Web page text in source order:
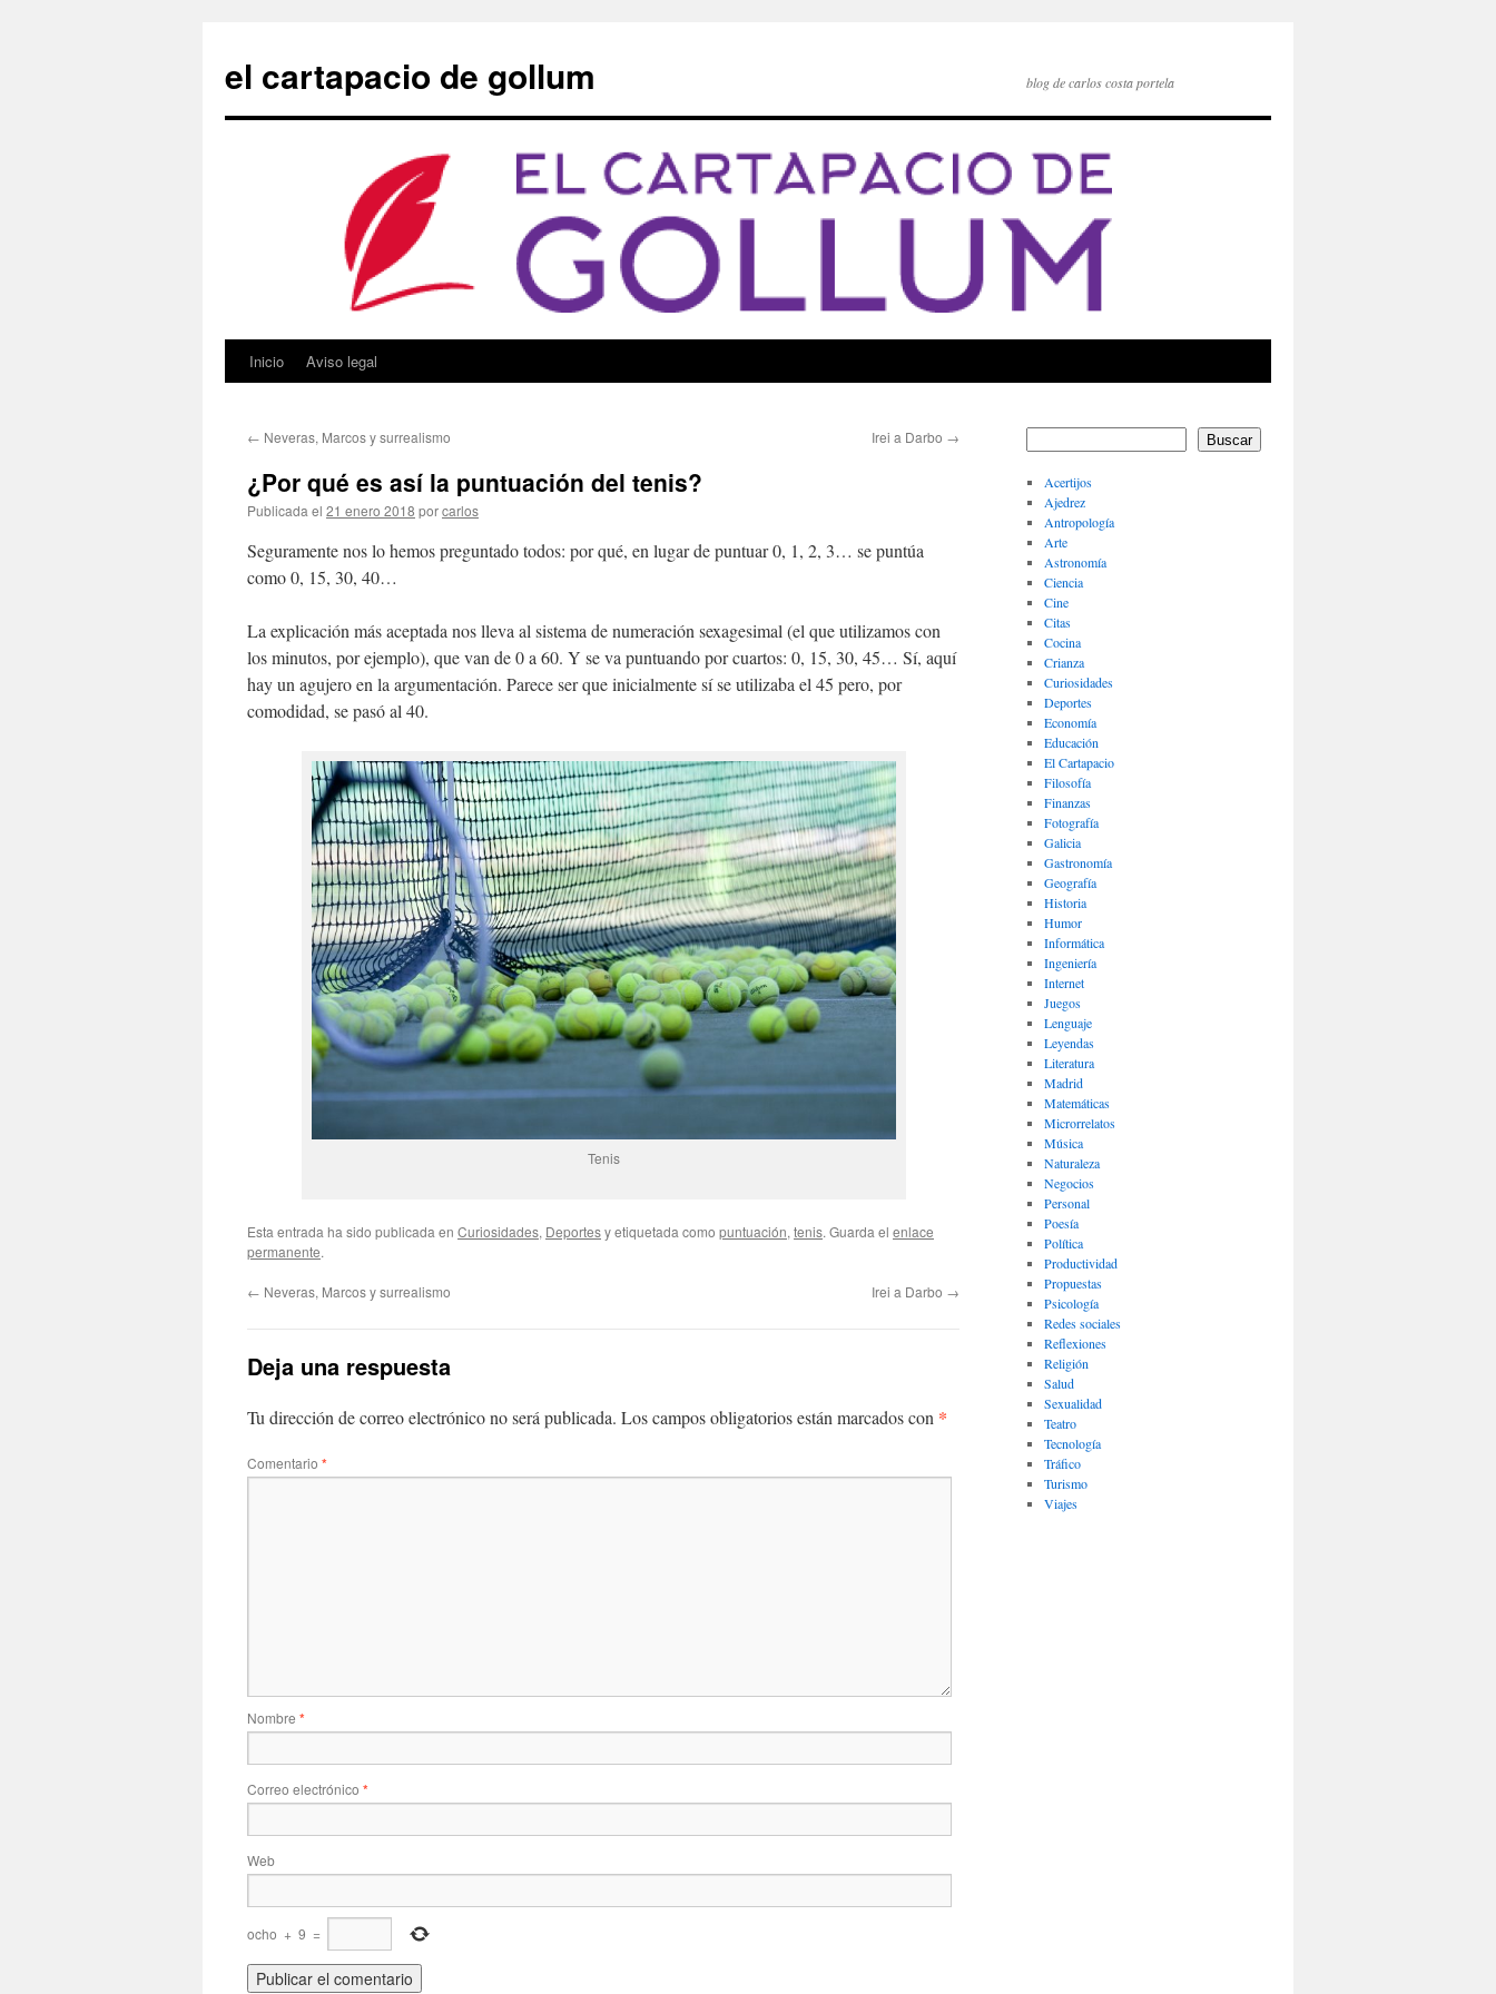
contenido
el cartapacio de gollum blog de carlos costa portela
Inicio Aviso legal
← Neveras, Marcos y surrealismo Irei a Darbo →
¿Por qué es así la puntuación del tenis?
Publicada el 21 enero 2018 porcarlos
Seguramente nos lo hemos preguntado todos: por qué, en lugar de puntuar 0, 1, 2, 3… se puntúa
como 0, 15, 30, 40…
La explicación más aceptada nos lleva al sistema de numeración sexagesimal (el que utilizamos con
los minutos, por ejemplo), que van de 0 a 60. Y se va puntuando por cuartos: 0, 15, 30, 45… Sí, aquí
hay un agujero en la argumentación. Parece ser que inicialmente sí se utilizaba el 45 pero, por
comodidad, se pasó al 40.
Tenis
Esta entrada ha sido publicada en Curiosidades, Deportesy etiquetada como puntuación,tenis. Guarda el enlace
permanente.
← Neveras, Marcos y surrealismo Irei a Darbo →
Deja una respuesta
Tu dirección de correo electrónico no será publicada. Los campos obligatorios están marcados con *
Comentario *
Nombre *
Correo electrónico *
Web
ocho + 9 =
Buscar
Acertijos
Ajedrez
Antropología
Arte
Astronomía
Ciencia
Cine
Citas
Cocina
Crianza
Curiosidades
Deportes
Economía
Educación
El Cartapacio
Filosofía
Finanzas
Fotografía
Galicia
Gastronomía
Geografía
Historia
Humor
Informática
Ingeniería
Internet
Juegos
Lenguaje
Leyendas
Literatura
Madrid
Matemáticas
Microrrelatos
Música
Naturaleza
Negocios
Personal
Poesía
Política
Productividad
Propuestas
Psicología
Redes sociales
Reflexiones
Religión
Salud
Sexualidad
Teatro
Tecnología
Tráfico
Turismo
Viajes